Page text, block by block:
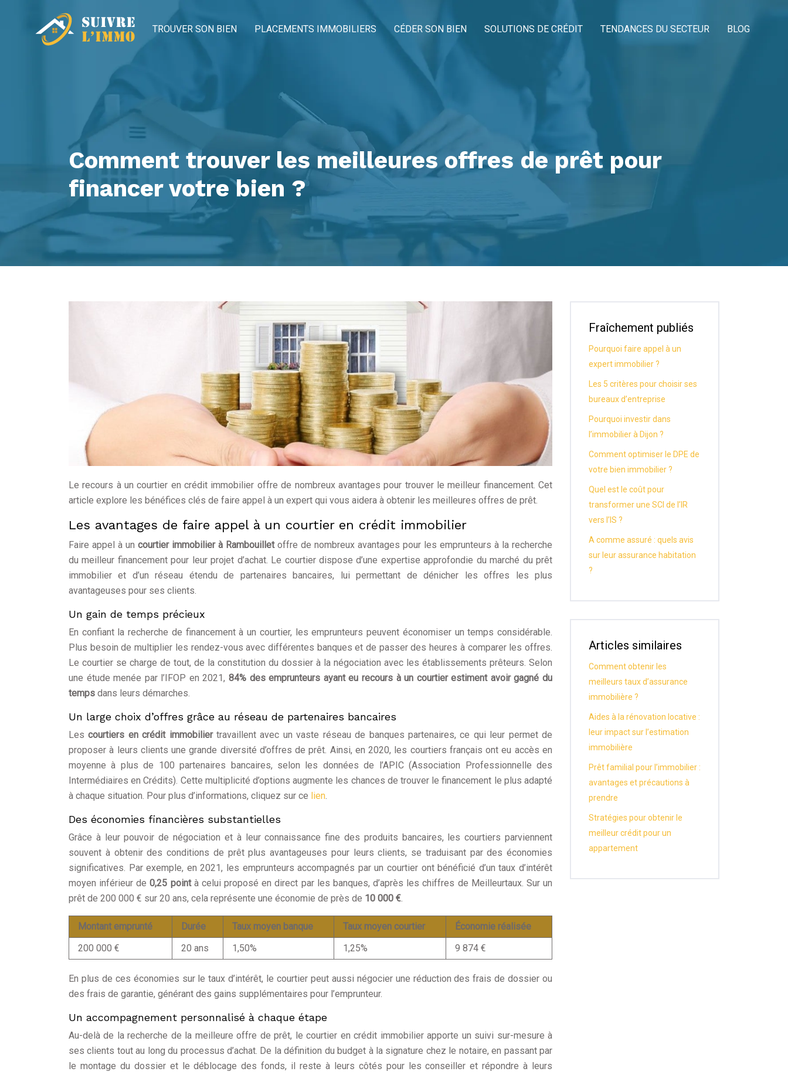
TROUVER SON BIEN PLACEMENTS IMMOBILIERS CÉDER SON BIEN SOLUTIONS DE CRÉDIT TENDANCES DU SECTEUR BLOG
Comment trouver les meilleures offres de prêt pour
financer votre bien ?
Le recours à un courtier en crédit immobilier offre de nombreux avantages pour trouver le meilleur financement. Cet
article explore les bénéfices clés de faire appel à un expert qui vous aidera à obtenir les meilleures offres de prêt.
Les avantages de faire appel à un courtier en crédit immobilier
Faire appel à un courtier immobilier à Rambouilletoffre de nombreux avantages pour les emprunteurs à la recherche
du meilleur financement pour leur projet d’achat. Le courtier dispose d’une expertise approfondie du marché du prêt
immobilier et d’un réseau étendu de partenaires bancaires, lui permettant de dénicher les offres les plus
avantageuses pour ses clients.
Un gain de temps précieux
En confiant la recherche de financement à un courtier, les emprunteurs peuvent économiser un temps considérable.
Plus besoin de multiplier les rendez-vous avec différentes banques et de passer des heures à comparer les offres.
Le courtier se charge de tout, de la constitution du dossier à la négociation avec les établissements prêteurs. Selon
une étude menée par l’IFOP en 2021,84% des emprunteurs ayant eu recours à un courtier estiment avoir gagné du
temps dans leurs démarches.
Un large choix d’offres grâce au réseau de partenaires bancaires
Lescourtiers en crédit immobiliertravaillent avec un vaste réseau de banques partenaires, ce qui leur permet de
proposer à leurs clients une grande diversité d’offres de prêt. Ainsi, en 2020, les courtiers français ont eu accès en
moyenne à plus de 100 partenaires bancaires, selon les données de l’APIC (Association Professionnelle des
Intermédiaires en Crédits). Cette multiplicité d’options augmente les chances de trouver le financement le plus adapté
à chaque situation. Pour plus d’informations, cliquez sur ce lien.
Des économies financières substantielles
Grâce à leur pouvoir de négociation et à leur connaissance fine des produits bancaires, les courtiers parviennent
souvent à obtenir des conditions de prêt plus avantageuses pour leurs clients, se traduisant par des économies
significatives. Par exemple, en 2021, les emprunteurs accompagnés par un courtier ont bénéficié d’un taux d’intérêt
moyen inférieur de0,25 pointà celui proposé en direct par les banques, d’après les chiffres de Meilleurtaux. Sur un
prêt de 200 000 € sur 20 ans, cela représente une économie de près de 10 000 €.
Montant emprunté Durée Taux moyen banque Taux moyen courtier
Économie réalisée
200 000 €
20 ans 1,50% 1,25% 9 874 €
En plus de ces économies sur le taux d’intérêt, le courtier peut aussi négocier une réduction des frais de dossier ou
des frais de garantie, générant des gains supplémentaires pour l’emprunteur.
Un accompagnement personnalisé à chaque étape
Au-delà de la recherche de la meilleure offre de prêt, le courtier en crédit immobilier apporte un suivi sur-mesure à
ses clients tout au long du processus d’achat. De la définition du budget à la signature chez le notaire, en passant par
le montage du dossier et le déblocage des fonds, il reste à leurs côtés pour les conseiller et répondre à leurs
Fraîchement publiés
Pourquoi faire appel à un
expert immobilier ?
Les 5 critères pour choisir ses
bureaux d’entreprise
Pourquoi investir dans
l’immobilier à Dijon ?
Comment optimiser le DPE de
votre bien immobilier ?
Quel est le coût pour
transformer une SCI de l’IR
vers l’IS ?
A comme assuré : quels avis
sur leur assurance habitation
?
Articles similaires
Comment obtenir les
meilleurs taux d’assurance
immobilière ?
Aides à la rénovation locative :
leur impact sur l’estimation
immobilière
Prêt familial pour l’immobilier :
avantages et précautions à
prendre
Stratégies pour obtenir le
meilleur crédit pour un
appartement